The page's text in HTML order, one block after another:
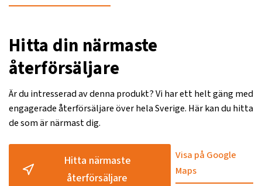
Hitta din närmaste
återförsäljare
Är du intresserad av denna produkt? Vi har ett helt gäng med
engagerade återförsäljare över hela Sverige. Här kan du hitta
de som är närmast dig.
Hitta närmaste
återförsäljare
Visa på Google
Maps